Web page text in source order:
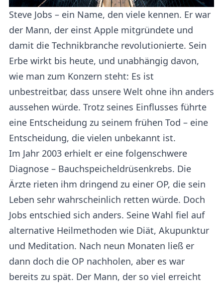
Steve Jobs – ein Name, den viele kennen. Er war
der Mann, der einst Apple mitgründete und
damit die Technikbranche revolutionierte. Sein
Erbe wirkt bis heute, und unabhängig davon,
wie man zum Konzern steht: Es ist
unbestreitbar, dass unsere Welt ohne ihn anders
aussehen würde. Trotz seines Einflusses führte
eine Entscheidung zu seinem frühen Tod – eine
Entscheidung, die vielen unbekannt ist.
Im Jahr 2003 erhielt er eine folgenschwere
Diagnose – Bauchspeicheldrüsenkrebs. Die
Ärzte rieten ihm dringend zu einer OP, die sein
Leben sehr wahrscheinlich retten würde. Doch
Jobs entschied sich anders. Seine Wahl fiel auf
alternative Heilmethoden wie Diät, Akupunktur
und Meditation. Nach neun Monaten ließ er
dann doch die OP nachholen, aber es war
bereits zu spät. Der Mann, der so viel erreicht